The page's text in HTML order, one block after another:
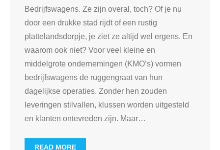
Bedrijfswagens. Ze zijn overal, toch? Of je nu
door een drukke stad rijdt of een rustig
plattelandsdorpje, je ziet ze altijd wel ergens. En
waarom ook niet? Voor veel kleine en
middelgrote ondernemingen (KMO’s) vormen
bedrijfswagens de ruggengraat van hun
dagelijkse operaties. Zonder hen zouden
leveringen stilvallen, klussen worden uitgesteld
en klanten ontevreden zijn. Maar…
READ MORE